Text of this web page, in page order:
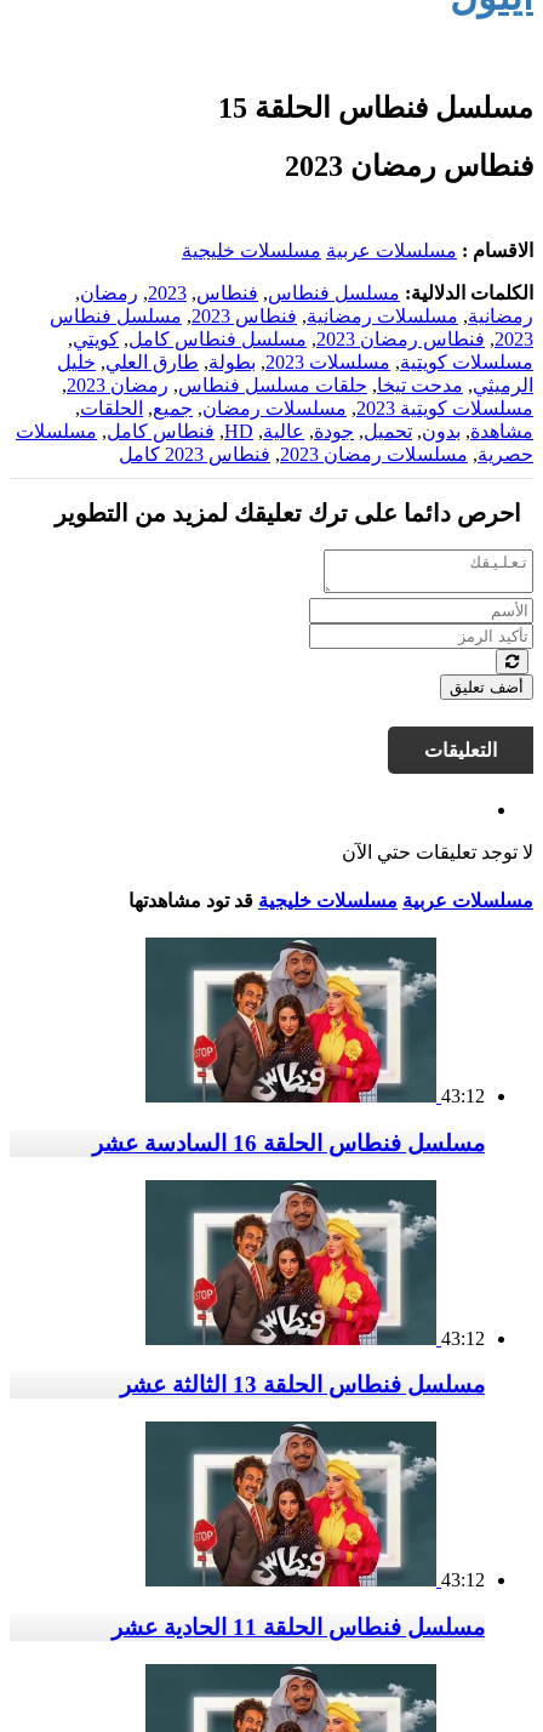
مسلسل فنطاس الحلقة 15
فنطاس رمضان 2023
الاقسام : مسلسلات عربية مسلسلات خليجية
الكلمات الدلالية: مسلسل فنطاس, فنطاس,
2023
, رمضان,
رمضانية, مسلسلات رمضانية, فنطاس 2023 , مسلسل فنطاس
2023
, فنطاس رمضان 2023 , مسلسل فنطاس كامل, كويتي,
مسلسلات كويتية, مسلسلات 2023 , بطولة, طارق العلي, خليل
الرميثي, مدحت تيخا, حلقات مسلسل فنطاس, رمضان 2023
,
مسلسلات كويتية 2023
, مسلسلات رمضان, جميع, الحلقات,
مشاهدة, بدون, تحميل, جودة, عالية,
HD
, فنطاس كامل, مسلسلات
حصرية, مسلسلات رمضان 2023 , فنطاس 2023 كامل
احرص دائما على ترك تعليقك لمزيد من التطوير
أضف تعليق
التعليقات
لا توجد تعليقات حتي الآن
مسلسلات عربية مسلسلات خليجية قد تود مشاهدتها
43:12
مسلسل فنطاس الحلقة 16 السادسة عشر
43:12
مسلسل فنطاس الحلقة 13 الثالثة عشر
43:12
مسلسل فنطاس الحلقة 11 الحادية عشر